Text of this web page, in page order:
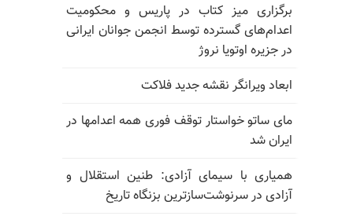
برگزاری میز کتاب در پاریس و محکومیت
اعدام‌های گسترده توسط انجمن جوانان ایرانی
در جزیره اوتویا نروژ
ابعاد ویرانگر نقشه جدید فلاکت
مای ساتو خواستار توقف فوری همه اعدامها در
ایران شد
همیاری با سیمای آزادی: طنین استقلال و
آزادی در سرنوشت‌سازترین بزنگاه تاریخ